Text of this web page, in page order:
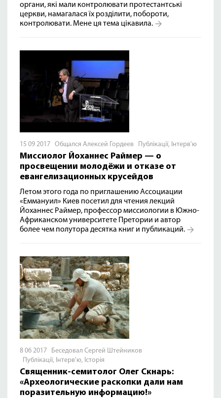
органи, які мали контролювати протестантські
церкви, намагалася їх розділити, побороти,
контролювати. Мене ця тема цікавила.
15 09 2017 Общался Алексей Гордеев Публікації, Інтерв'ю
Миссиолог Йоханнес Раймер — о
просвещении молодёжи и отказе от
евангелизационных крусейдов
Летом этого года по приглашению Ассоциации
«Еммануил» Киев посетил для чтения лекций
Йоханнес Раймер, профессор миссиологии в Южно-
Африканском университете Претории и автор
более чем полутора десятка книг и публикаций.
8 06 2017 Беседовал Сергей Штейников
Публікації, Інтерв'ю, Історія
Священник-семитолог Олег Скнарь:
«Археологические раскопки дали нам
поразительную информацию!»